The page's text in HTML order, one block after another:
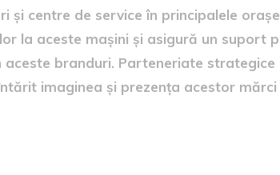
și centre de service în principalele
la aceste mașini și asigură un suport
aceste branduri. Parteneriate
imaginea și prezența acestor mărci